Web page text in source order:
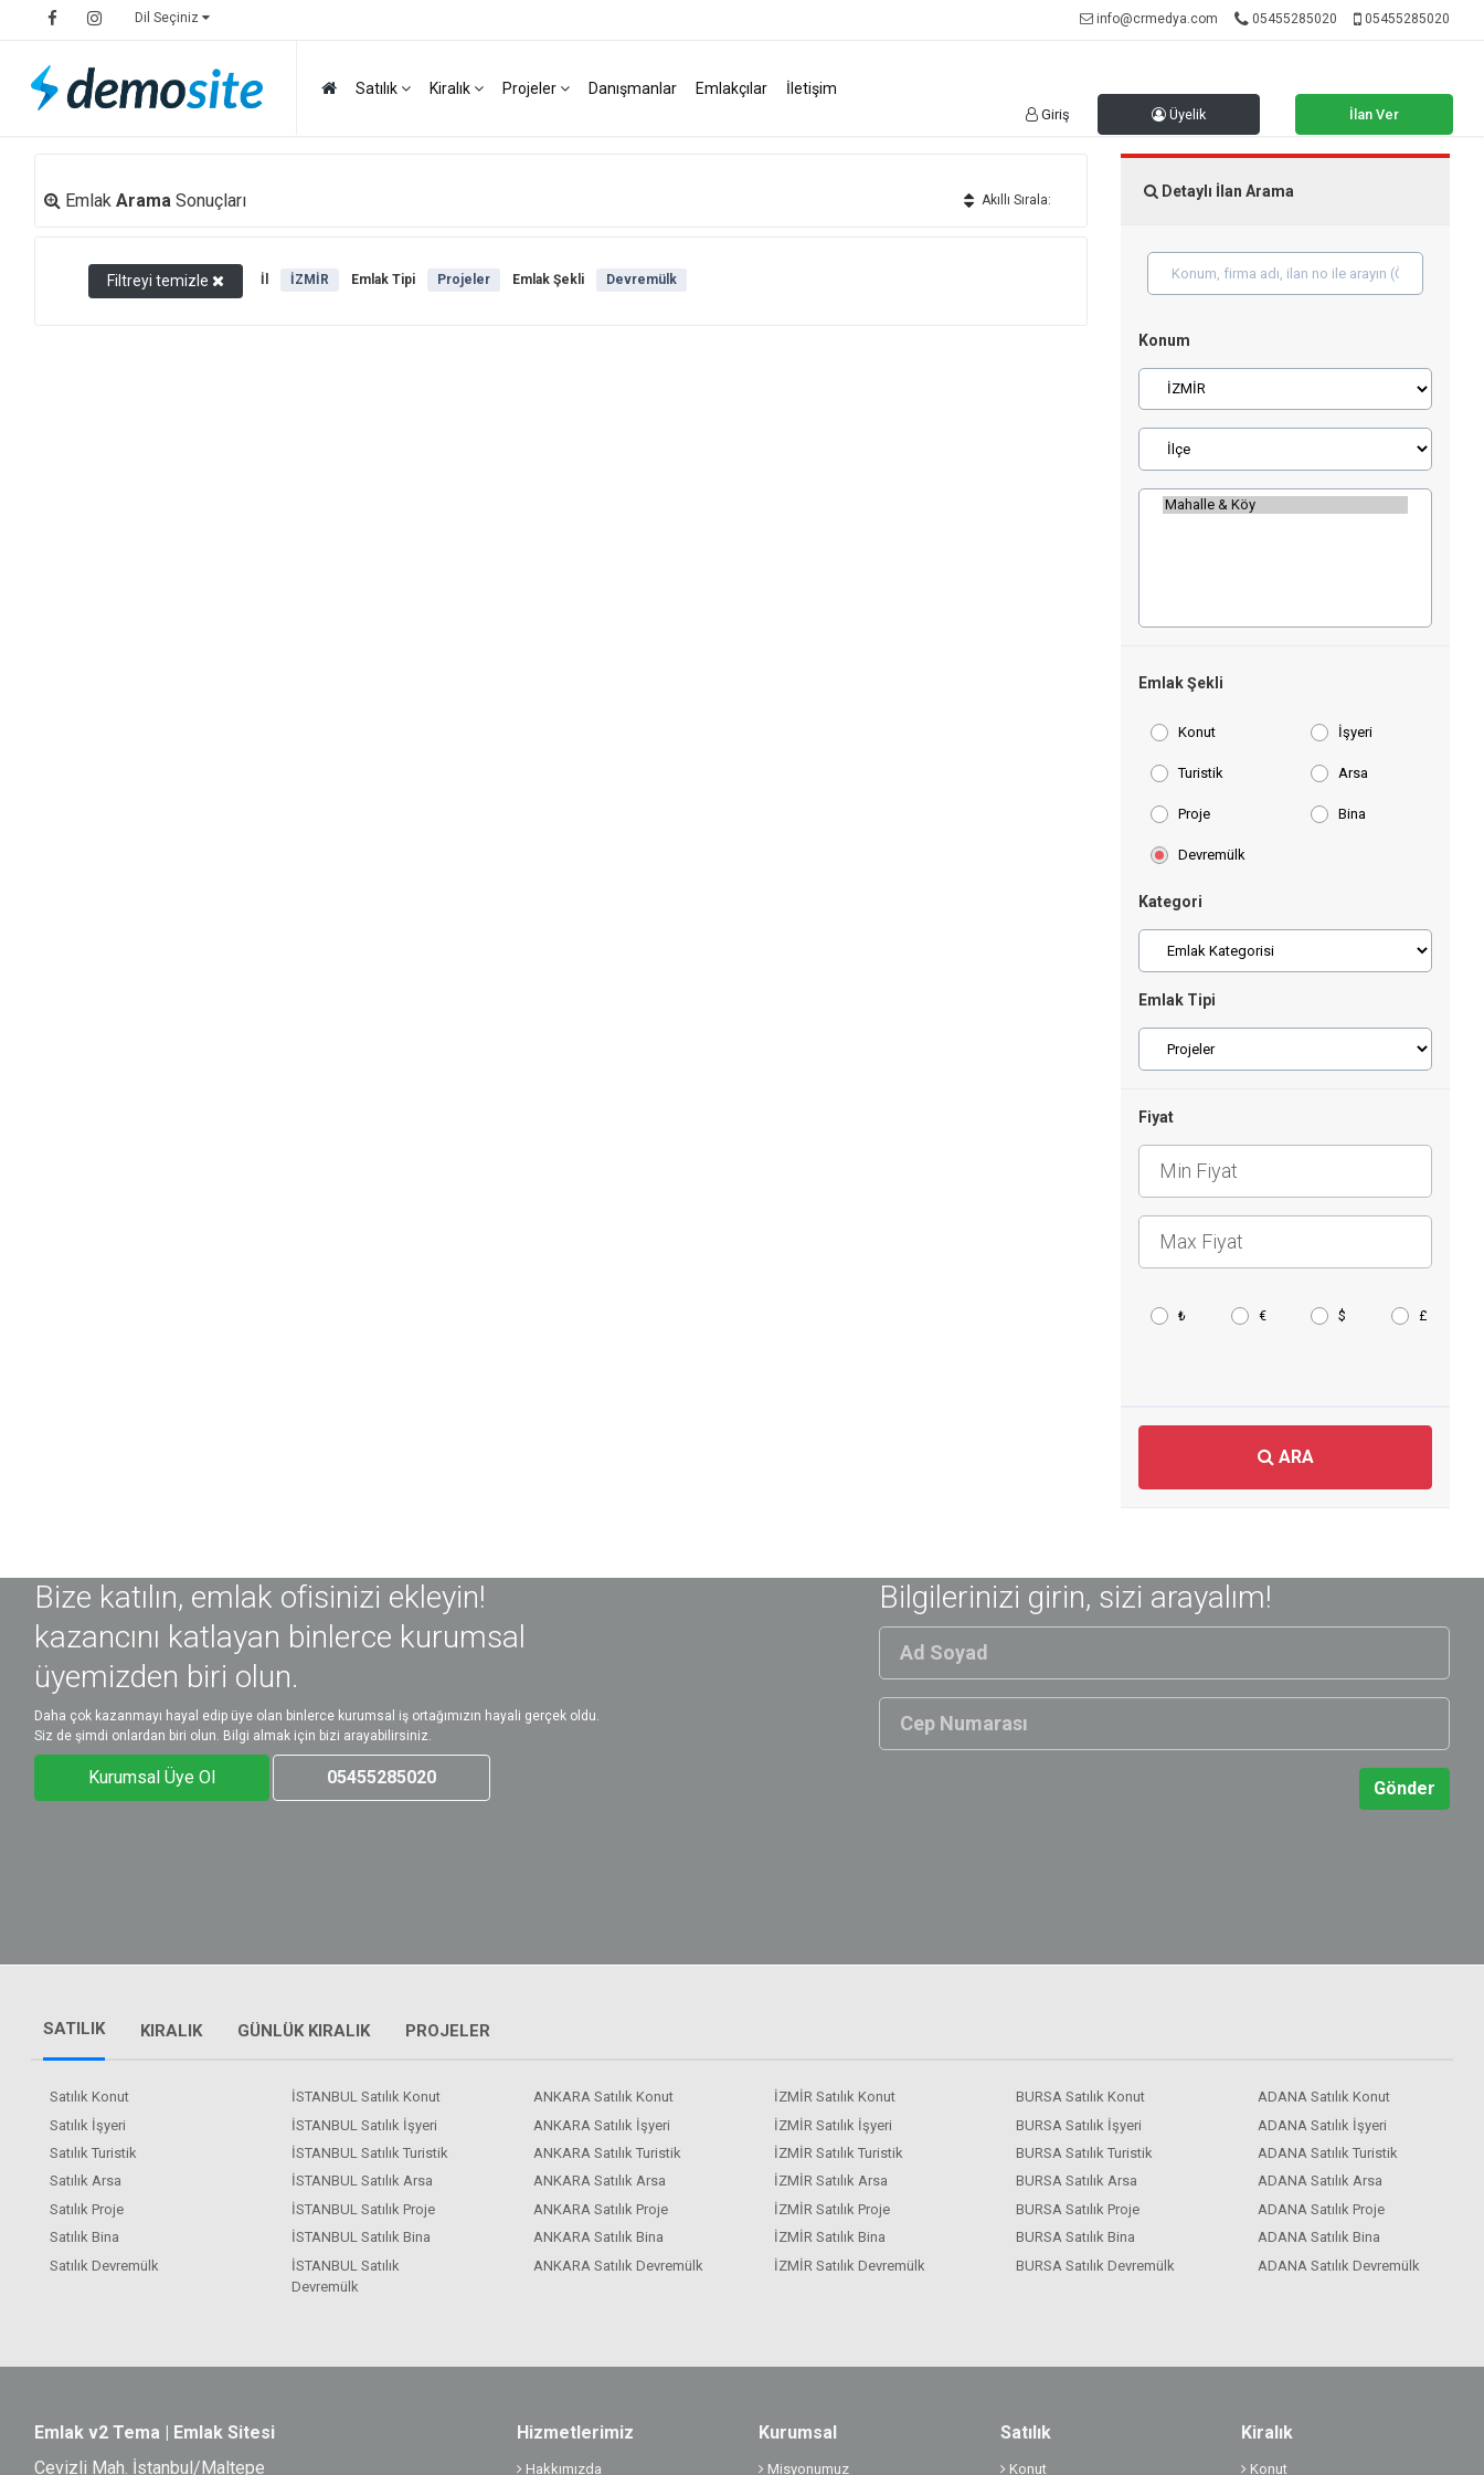
Dil Seçiniz info@crmedya.com 05455285020 05455285020
Giriş Üyelik İlan Ver
Satılık Kiralık Projeler Danışmanlar Emlakçılar İletişim
Detaylı İlan Arama
Konum
Emlak Şekli
Konut İşyeri
Turistik Arsa
Proje Bina
Devremülk
Kategori
Emlak Tipi
Fiyat
₺ € $ £
ARA
Emlak Arama Sonuçları Akıllı Sırala:
Filtreyi temizle İl İZMİR Emlak Tipi Projeler Emlak Şekli Devremülk
Bize katılın, emlak ofisinizi ekleyin!
kazancını katlayan binlerce kurumsal
üyemizden biri olun.
Daha çok kazanmayı hayal edip üye olan binlerce kurumsal iş ortağımızın hayali gerçek oldu.
Siz de şimdi onlardan biri olun. Bilgi almak için bizi arayabilirsiniz.
Kurumsal Üye Ol 05455285020
Bilgilerinizi girin, sizi arayalım!
Gönder
SATILIK KIRALIK GÜNLÜK KIRALIK PROJELER
Satılık Konut
Satılık İşyeri
Satılık Turistik
Satılık Arsa
Satılık Proje
Satılık Bina
Satılık Devremülk
İSTANBUL Satılık Konut
İSTANBUL Satılık İşyeri
İSTANBUL Satılık Turistik
İSTANBUL Satılık Arsa
İSTANBUL Satılık Proje
İSTANBUL Satılık Bina
İSTANBUL Satılık
Devremülk
ANKARA Satılık Konut
ANKARA Satılık İşyeri
ANKARA Satılık Turistik
ANKARA Satılık Arsa
ANKARA Satılık Proje
ANKARA Satılık Bina
ANKARA Satılık Devremülk
İZMİR Satılık Konut
İZMİR Satılık İşyeri
İZMİR Satılık Turistik
İZMİR Satılık Arsa
İZMİR Satılık Proje
İZMİR Satılık Bina
İZMİR Satılık Devremülk
BURSA Satılık Konut
BURSA Satılık İşyeri
BURSA Satılık Turistik
BURSA Satılık Arsa
BURSA Satılık Proje
BURSA Satılık Bina
BURSA Satılık Devremülk
ADANA Satılık Konut
ADANA Satılık İşyeri
ADANA Satılık Turistik
ADANA Satılık Arsa
ADANA Satılık Proje
ADANA Satılık Bina
ADANA Satılık Devremülk
Emlak v2 Tema | Emlak Sitesi
Cevizli Mah. İstanbul/Maltepe
Hizmetlerimiz
Hakkımızda
Kurumsal
Misyonumuz
Satılık
Konut
Kiralık
Konut